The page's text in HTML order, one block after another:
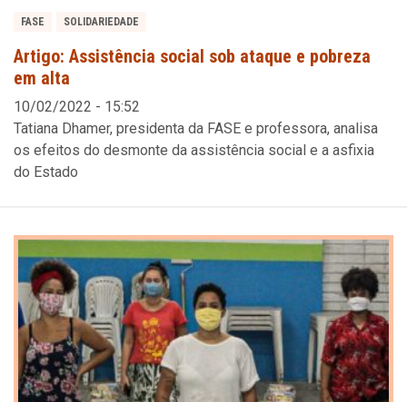
FASE SOLIDARIEDADE
Artigo: Assistência social sob ataque e pobreza
em alta
10/02/2022 - 15:52
Tatiana Dhamer, presidenta da FASE e professora, analisa
os efeitos do desmonte da assistência social e a asfixia
do Estado